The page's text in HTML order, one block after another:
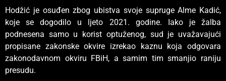
Hodžić je osuđen zbog ubistva svoje supruge Alme Kadić,
koje se dogodilo u ljeto 2021. godine. Iako je žalba
podnesena samo u korist optuženog, sud je uvažavajući
propisane zakonske okvire izrekao kaznu koja odgovara
zakonodavnom okviru FBiH, a samim tim smanjio raniju
presudu.